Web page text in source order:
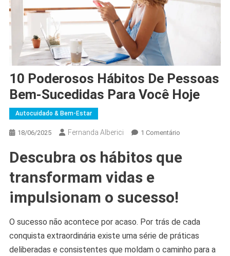
10 Poderosos Hábitos De Pessoas
Bem-Sucedidas Para Você Hoje
Autocuidado & Bem-Estar
18/06/2025 Fernanda Alberici 1 ComentárioEm
Poderosos
Para
Você
Hoje
Descubra os hábitos que
transformam vidas e
impulsionam o sucesso!
O sucesso não acontece por acaso. Por trás de cada
conquista extraordinária existe uma série de práticas
deliberadas e consistentes que moldam o caminho para a